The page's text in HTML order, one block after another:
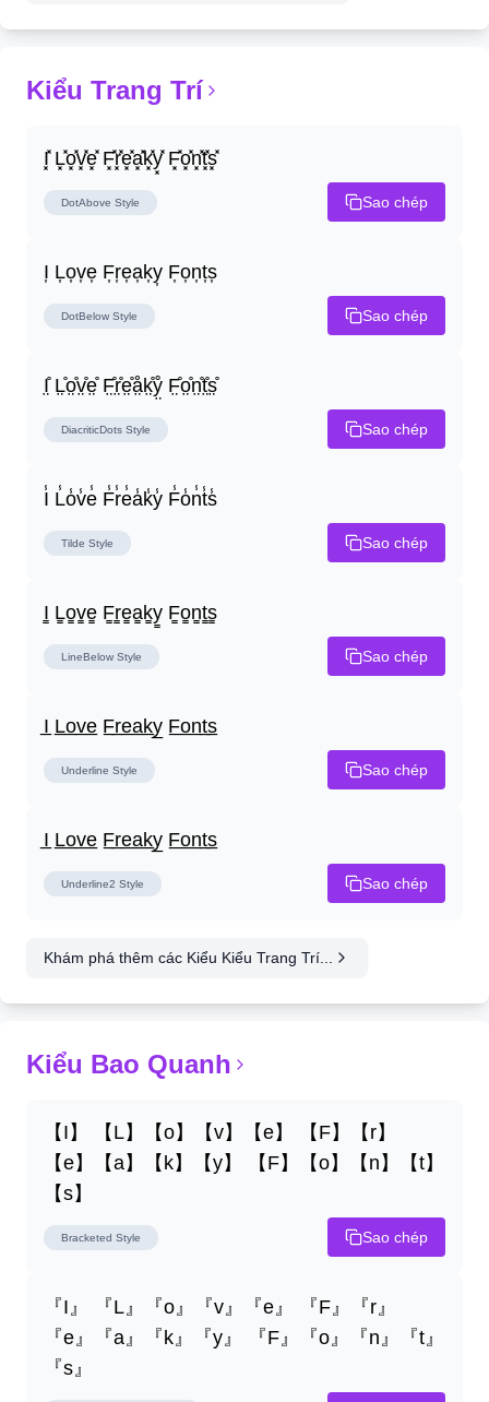
Kiểu Trang Trí
I͓̽ L͓̽o͓̽v͓̽e͓̽ F͓̽r͓̽e͓̽a͓̽k͓̽y͓̽ F͓̽o͓̽n͓̽t͓̽s͓̽
DotAbove Style Sao chép
I͎ L͎o͎v͎e͎ F͎r͎e͎a͎k͎y͎ F͎o͎n͎t͎s͎
DotBelow Style Sao chép
I̤̊ L̤̊o̤̊v̤̊e̤̊ F̤̊r̤̊e̤̊å̤k̤̊ẙ̤ F̤̊o̤̊n̤̊t̤̊s̤̊
DiacriticDots Style Sao chép
I̾ L̾o̾v̾e̾ F̾r̾e̾a̾k̾y̾ F̾o̾n̾t̾s̾
Tilde Style Sao chép
I̳ L̳o̳v̳e̳ F̳r̳e̳a̳k̳y̳ F̳o̳n̳t̳s̳
LineBelow Style Sao chép
I̲ L̲o̲v̲e̲ F̲r̲e̲a̲k̲y̲ F̲o̲n̲t̲s̲
Underline Style Sao chép
I̲ L̲o̲v̲e̲ F̲r̲e̲a̲k̲y̲ F̲o̲n̲t̲s̲
Underline2 Style Sao chép
Khám phá thêm các Kiểu Kiểu Trang Trí...
Kiểu Bao Quanh
【I】 【L】【o】【v】【e】 【F】【r】
【e】【a】【k】【y】 【F】【o】【n】【t】
【s】
Bracketed Style Sao chép
『I』 『L』『o』『v』『e』 『F』『r』
『e』『a』『k』『y』 『F』『o』『n』『t』
『s』